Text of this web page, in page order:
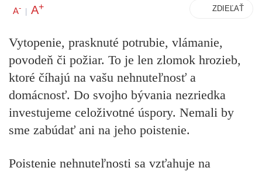
A- | A+ ZDIEĽAŤ
Vytopenie, prasknuté potrubie, vlámanie,
povodeň či požiar. To je len zlomok hrozieb,
ktoré číhajú na vašu nehnuteľnosť a
domácnosť. Do svojho bývania nezriedka
investujeme celoživotné úspory. Nemali by
sme zabúdať ani na jeho poistenie.
Poistenie nehnuteľnosti sa vzťahuje na